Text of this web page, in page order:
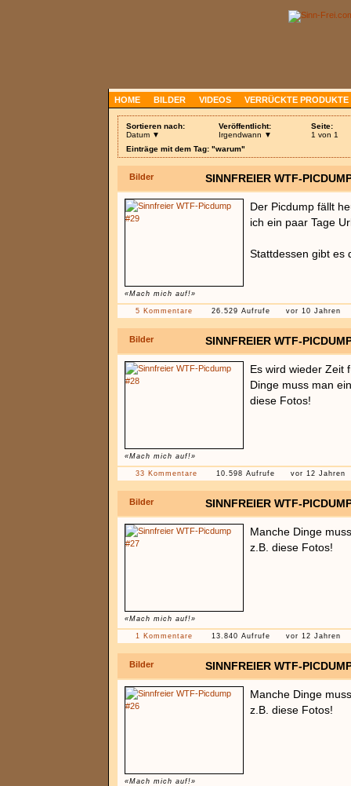
HOME BILDER VIDEOS VERRÜCKTE PRODUKTE
Sortieren nach:
Datum ▼
Veröffentlicht:
Irgendwann ▼
Seite:
1 von 1
Einträge mit dem Tag: "warum"
Bilder SINNFREIER WTF-
«Mach mich auf!»
Der Picdump fällt
ich ein paar Tage
Stattdessen gibt es
5 Kommentare 26.529 Aufrufe vor 10 Jahren
Bilder SINNFREIER WTF-
«Mach mich auf!»
Es wird wieder Zeit
Dinge muss man
diese Fotos!
33 Kommentare 10.598 Aufrufe vor 12 Jahren
Bilder SINNFREIER WTF-
«Mach mich auf!»
Manche Dinge
z.B. diese Fotos!
1 Kommentare 13.840 Aufrufe vor 12 Jahren
Bilder SINNFREIER WTF-
«Mach mich auf!»
Manche Dinge
z.B. diese Fotos!